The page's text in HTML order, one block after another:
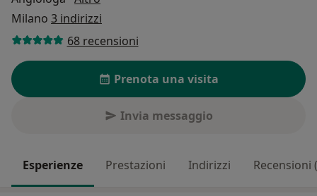
Milano 3 indirizzi
68 recensioni
Prenota una visita
Invia messaggio
Esperienze Prestazioni Indirizzi Recensioni